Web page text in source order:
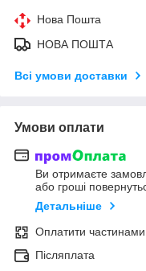
Нова Пошта
НОВА ПОШТА
Всі умови доставки
Умови оплати
Ви отримаєте
або гроші
Детальніше
Оплатити частинами
Післяплата